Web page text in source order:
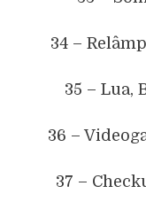
34 –
35 – Lua,
36 –
37 –